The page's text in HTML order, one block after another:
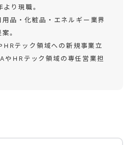
り現職。
品・化粧品・エネルギー業界
。
テック領域への新規事業立
HRテック領域の専任営業担